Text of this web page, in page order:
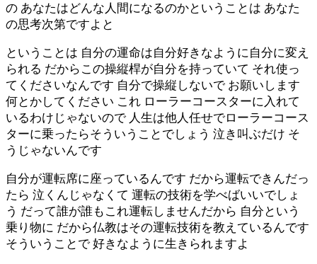
の あなたはどんな人間になるのかということは あなた
の思考次第ですよと
ということは 自分の運命は自分好きなように自分に変え
られる だからこの操縦桿が自分を持っていて それ使っ
てくださいなんです 自分で操縦しないで お願いします
何とかしてください これ ローラーコースターに入れて
いるわけじゃないので 人生は他人任せでローラーコース
ターに乗ったらそういうことでしょう 泣き叫ぶだけ そ
うじゃないんです
自分が運転席に座っているんです だから運転できんだっ
たら 泣くんじゃなくて 運転の技術を学べばいいでしょ
う だって誰が誰もこれ運転しませんだから 自分という
乗り物に だから仏教はその運転技術を教えているんです
そういうことで 好きなように生きられますよ